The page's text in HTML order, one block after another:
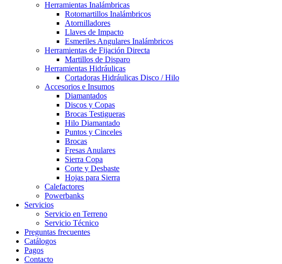
Herramientas Inalámbricas
Rotomartillos Inalámbricos
Atornilladores
Llaves de Impacto
Esmeriles Angulares Inalámbricos
Herramientas de Fijación Directa
Martillos de Disparo
Herramientas Hidráulicas
Cortadoras Hidráulicas Disco / Hilo
Accesorios e Insumos
Diamantados
Discos y Copas
Brocas Testigueras
Hilo Diamantado
Puntos y Cinceles
Brocas
Fresas Anulares
Sierra Copa
Corte y Desbaste
Hojas para Sierra
Calefactores
Powerbanks
Servicios
Servicio en Terreno
Servicio Técnico
Preguntas frecuentes
Catálogos
Pagos
Contacto